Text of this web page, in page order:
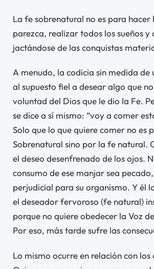
La fe sobrenatural no es para hacer
parezca, realizar todos los sueños
jactándose de las conquistas
A menudo, la codicia sin medida de
al supuesto fiel a desear algo que
voluntad del Dios que le dio la Fe.
se dice a sí mismo: “voy a comer
Solo que lo que quiere comer no es
Sobrenatural sino por la fe natural.
el deseo desenfrenado de los ojos.
consumo de ese manjar sea
perjudicial para su organismo. Y él
el deseador fervoroso (fe natural)
porque no quiere obedecer la Voz
Por eso, más tarde sufre las
Lo mismo ocurre en relación con los